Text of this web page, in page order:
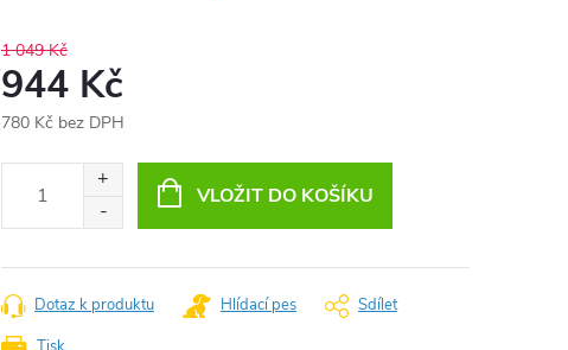
1 049 Kč
944 Kč
780 Kč bez DPH
VLOŽIT DO KOŠÍKU
Dotaz k produktu Hlídací pes Sdílet